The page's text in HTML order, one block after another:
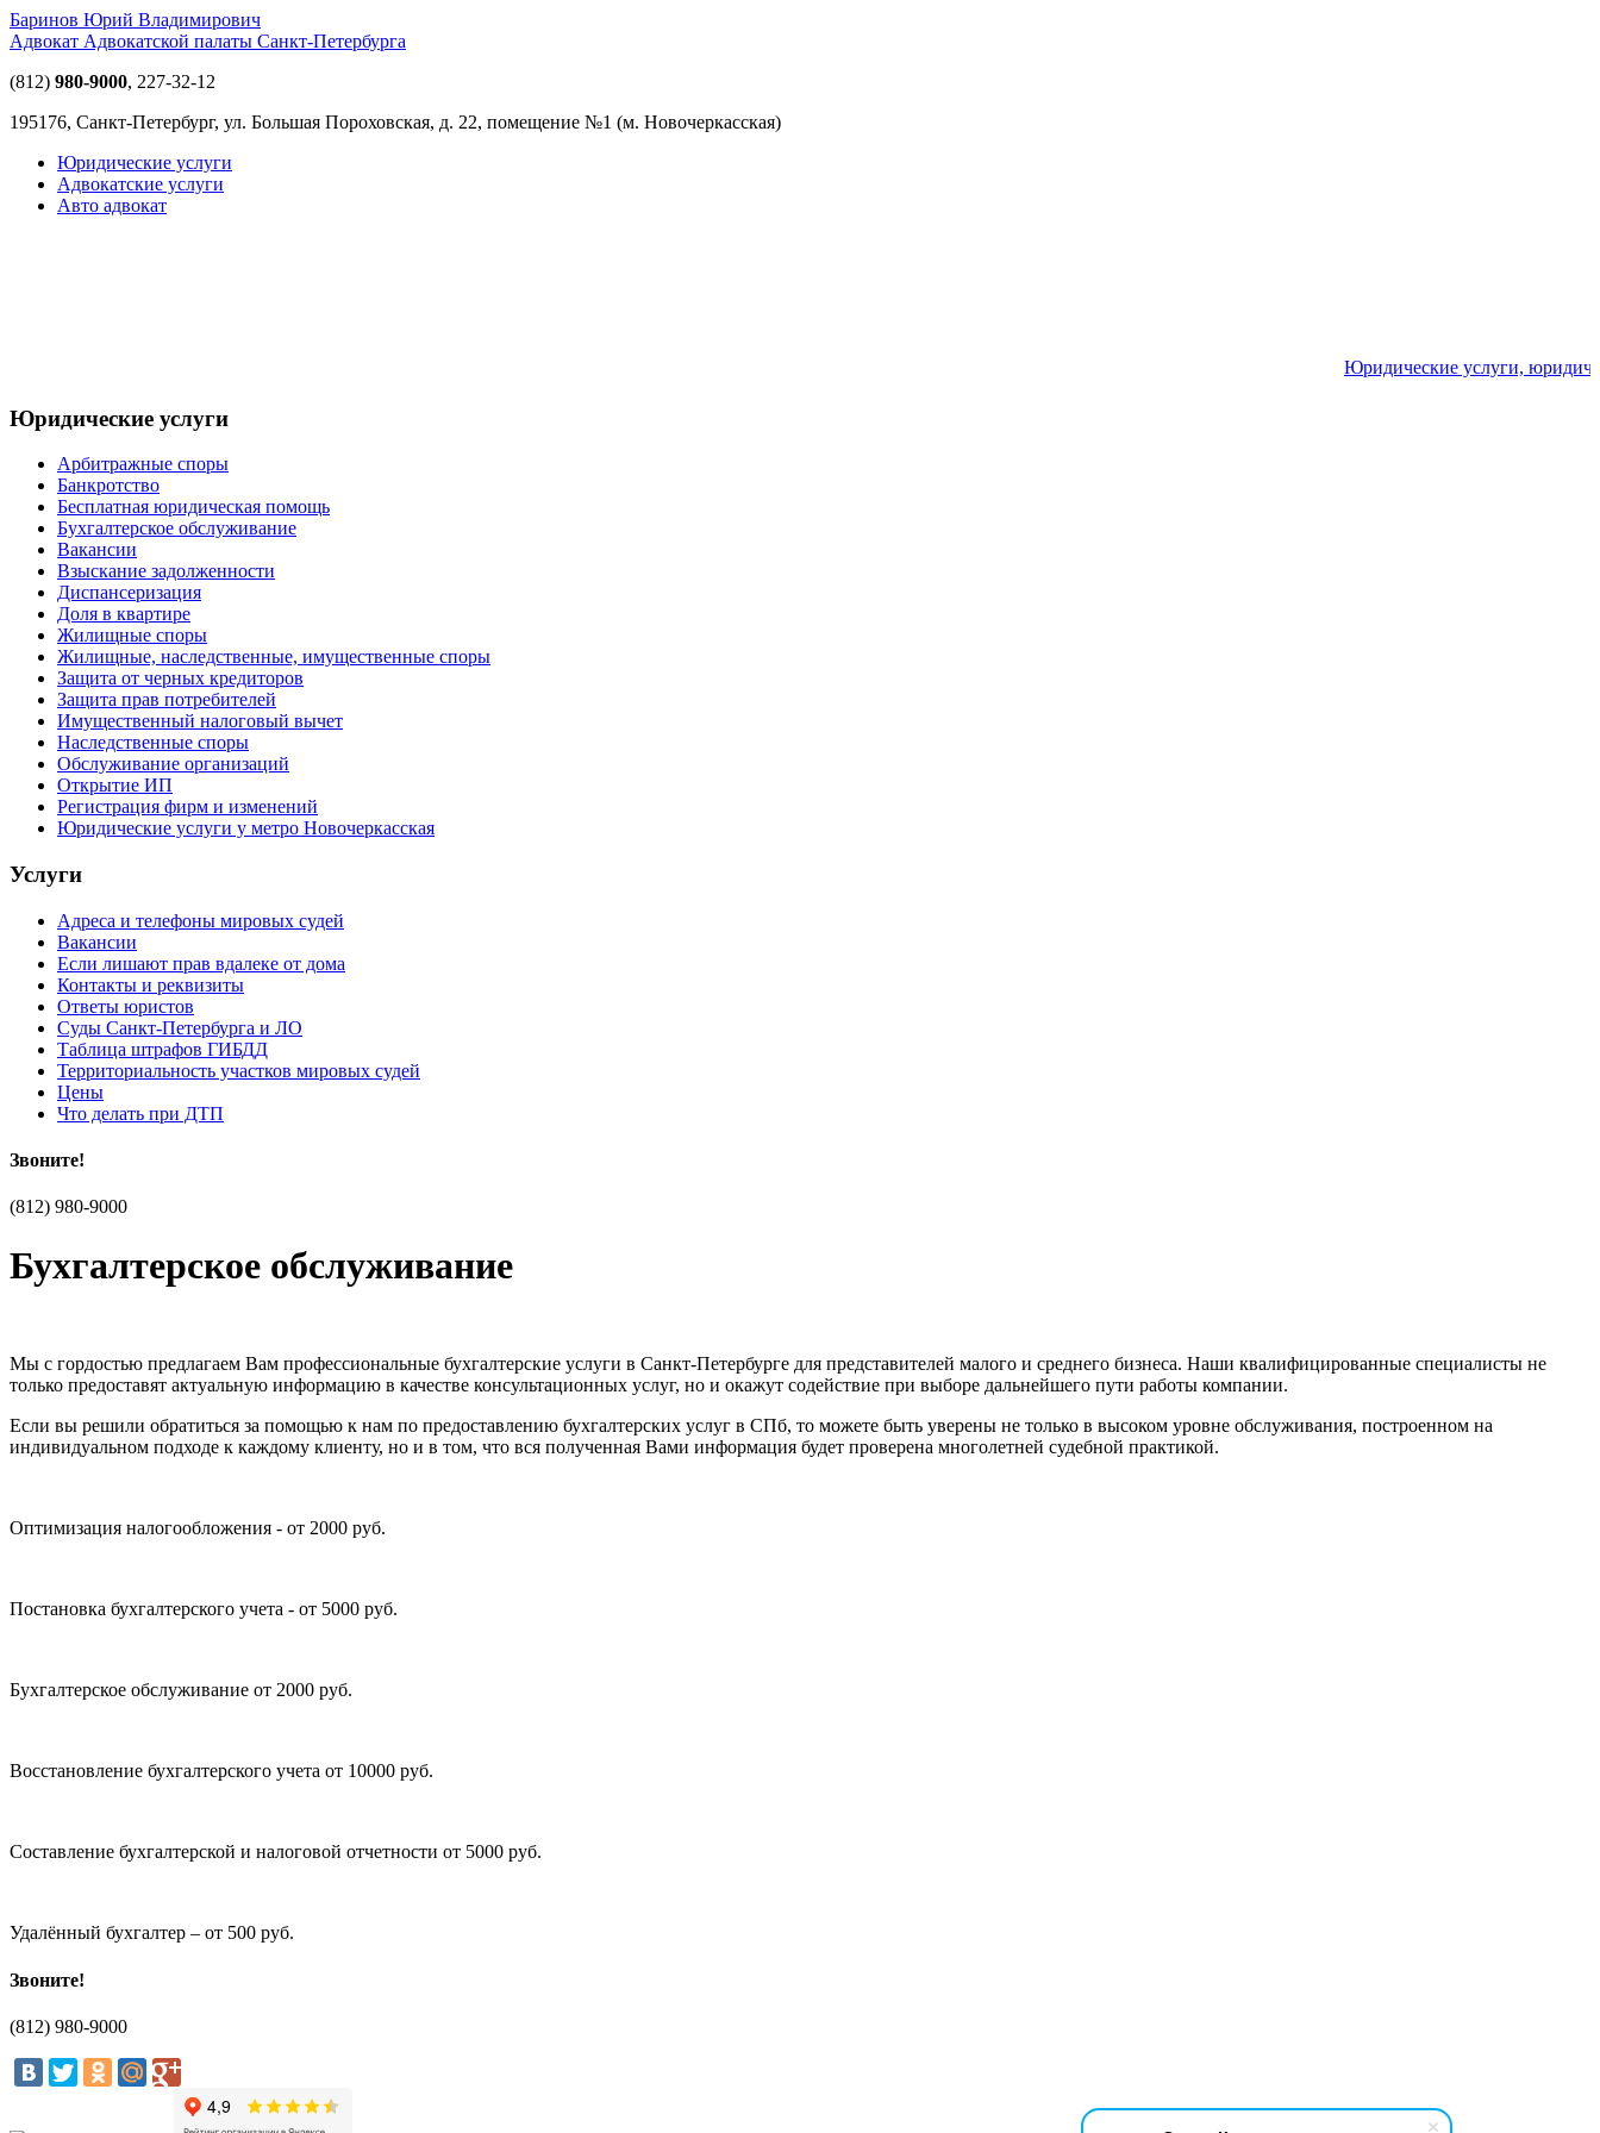
Баринов Юрий Владимирович
Адвокат Адвокатской палаты Санкт-Петербурга
(812) 980-9000, 227-32-12
195176, Санкт-Петербург, ул. Большая Пороховская, д. 22, помещение №1 (м. Новочеркасская)
Юридические услуги
Адвокатские услуги
Авто адвокат
Юридические услуги,
Юридические услуги
Арбитражные споры
Банкротство
Бесплатная юридическая помощь
Бухгалтерское обслуживание
Вакансии
Взыскание задолженности
Диспансеризация
Доля в квартире
Жилищные споры
Жилищные, наследственные, имущественные споры
Защита от черных кредиторов
Защита прав потребителей
Имущественный налоговый вычет
Наследственные споры
Обслуживание организаций
Открытие ИП
Регистрация фирм и изменений
Юридические услуги у метро Новочеркасская
Услуги
Адреса и телефоны мировых судей
Вакансии
Если лишают прав вдалеке от дома
Контакты и реквизиты
Ответы юристов
Суды Санкт-Петербурга и ЛО
Таблица штрафов ГИБДД
Территориальность участков мировых судей
Цены
Что делать при ДТП
Звоните!
(812) 980-9000
Бухгалтерское обслуживание
Мы с гордостью предлагаем Вам профессиональные бухгалтерские услуги в Санкт-Петербурге для представителей малого и среднего бизнеса. Наши квалифицированные специалисты не
только предоставят актуальную информацию в качестве консультационных услуг, но и окажут содействие при выборе дальнейшего пути работы компании.
Если вы решили обратиться за помощью к нам по предоставлению бухгалтерских услуг в СПб, то можете быть уверены не только в высоком уровне обслуживания, построенном на
индивидуальном подходе к каждому клиенту, но и в том, что вся полученная Вами информация будет проверена многолетней судебной практикой.
Оптимизация налогообложения - от 2000 руб.
Постановка бухгалтерского учета - от 5000 руб.
Бухгалтерское обслуживание от 2000 руб.
Восстановление бухгалтерского учета от 10000 руб.
Составление бухгалтерской и налоговой отчетности от 5000 руб.
Удалённый бухгалтер – от 500 руб.
Звоните!
(812) 980-9000